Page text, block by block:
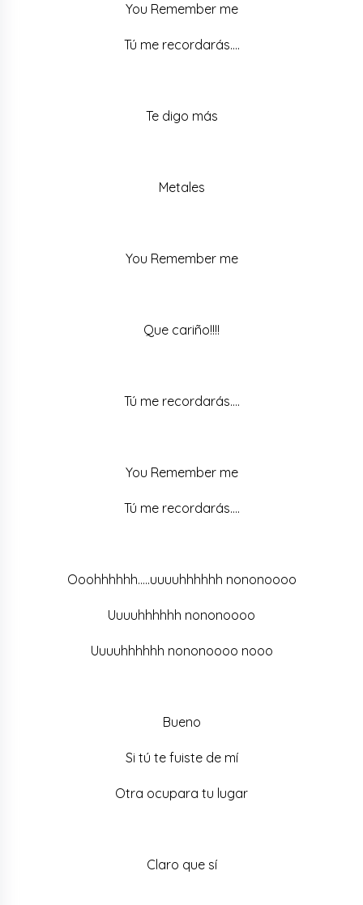
You Remember me
Tú me recordarás….
Te digo más
Metales
You Remember me
Que cariño!!!!
Tú me recordarás….
You Remember me
Tú me recordarás….
Ooohhhhhh…..uuuuhhhhhh nononoooo
Uuuuhhhhhh nononoooo
Uuuuhhhhhh nononoooo nooo
Bueno
Si tú te fuiste de mí
Otra ocupara tu lugar
Claro que sí